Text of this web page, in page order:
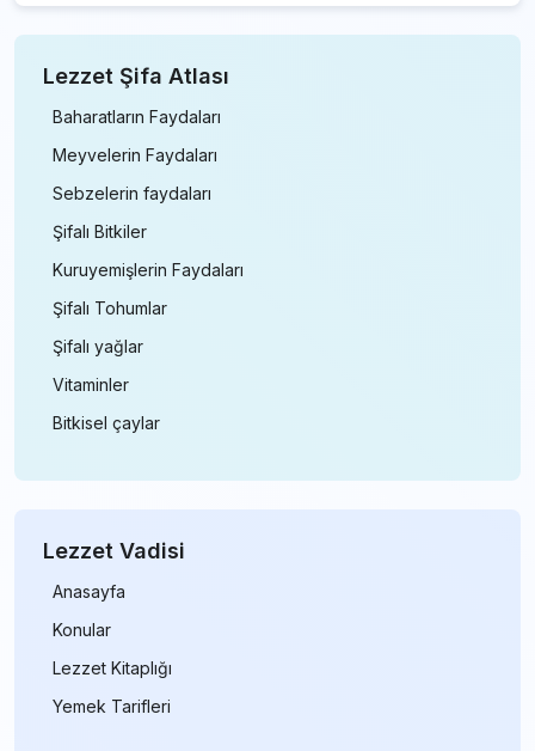
Lezzet Şifa Atlası
Baharatların Faydaları
Meyvelerin Faydaları
Sebzelerin faydaları
Şifalı Bitkiler
Kuruyemişlerin Faydaları
Şifalı Tohumlar
Şifalı yağlar
Vitaminler
Bitkisel çaylar
Lezzet Vadisi
Anasayfa
Konular
Lezzet Kitaplığı
Yemek Tarifleri